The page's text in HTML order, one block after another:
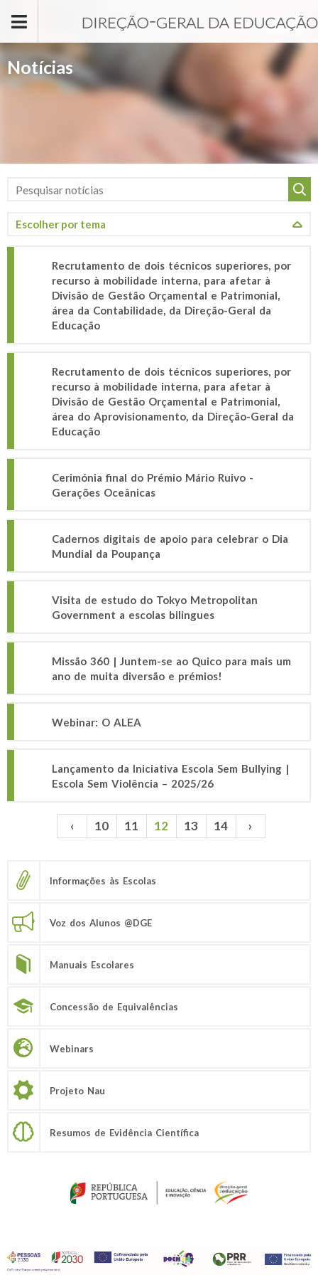
Notícias
Recrutamento de dois técnicos superiores, por
recurso à mobilidade interna, para afetar à
Divisão de Gestão Orçamental e Patrimonial,
área da Contabilidade, da Direção-Geral da
Educação
Recrutamento de dois técnicos superiores, por
recurso à mobilidade interna, para afetar à
Divisão de Gestão Orçamental e Patrimonial,
área do Aprovisionamento, da Direção-Geral da
Educação
Cerimónia final do Prémio Mário Ruivo -
Gerações Oceânicas
Cadernos digitais de apoio para celebrar o Dia
Mundial da Poupança
Visita de estudo do Tokyo Metropolitan
Government a escolas bilingues
Missão 360 | Juntem-se ao Quico para mais um
ano de muita diversão e prémios!
Webinar: O ALEA
Lançamento da Iniciativa Escola Sem Bullying |
Escola Sem Violência – 2025/26
Páginas ‹ 10 11 12 13 14 ›
Informações às Escolas
Voz dos Alunos @DGE
Manuais Escolares
Concessão de Equivalências
Webinars
Projeto Nau
Resumos de Evidência Científica